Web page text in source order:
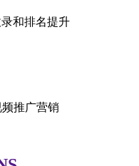
和排名提升
推广营销